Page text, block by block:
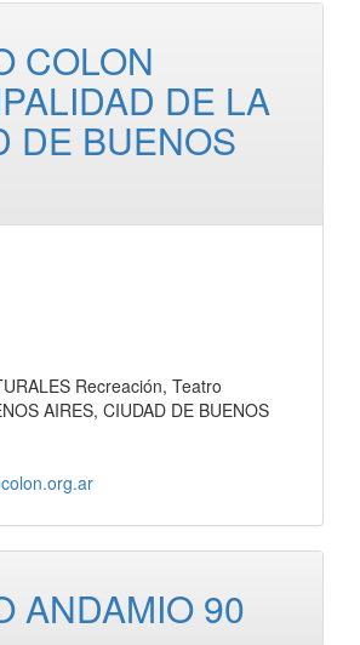
COLON
DE LA
DE BUENOS
Recreación, Teatro
AIRES, CIUDAD DE BUENOS
ANDAMIO 90